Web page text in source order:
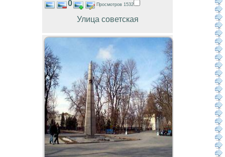
0 Просмотров 1532
Улица советская